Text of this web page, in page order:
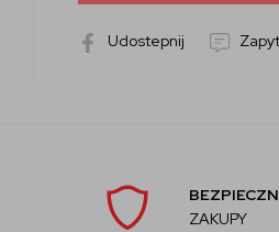
Udostepnij
ZAKUPY